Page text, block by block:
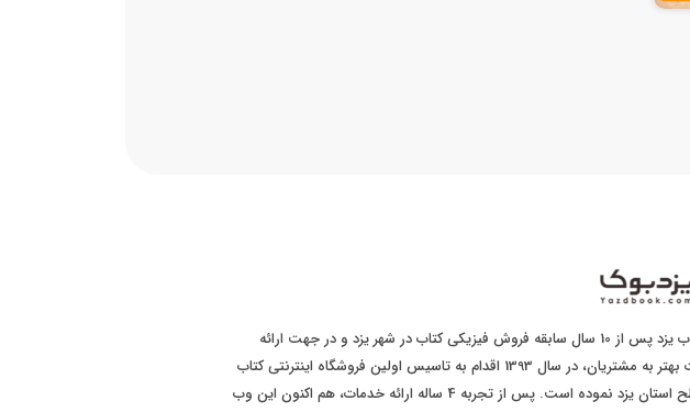
شهرکتاب یزد پس از 10 سال سابقه فروش فیزیکی کتاب در شهر یزد و در جهت ارائه
خدمات بهتر به مشتریان، در سال 1393 اقدام به تاسیس اولین فروشگاه اینترنتی کتاب
در سطح استان یزد نموده است. پس از تجربه 4 ساله ارائه خدمات، هم اکنون این وب